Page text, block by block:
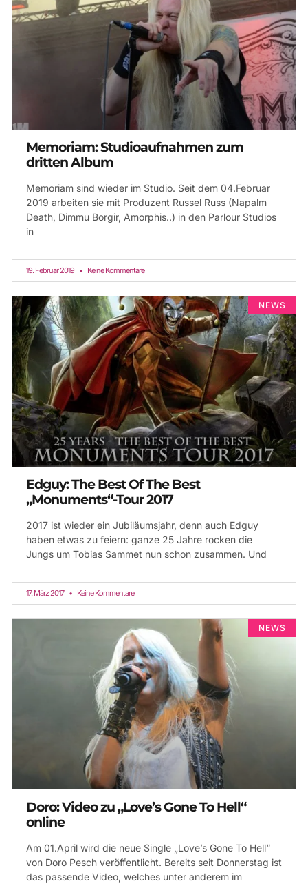
Memoriam: Studioaufnahmen zum
dritten Album
Memoriam sind wieder im Studio. Seit dem 04.Februar
2019 arbeiten sie mit Produzent Russel Russ (Napalm
Death, Dimmu Borgir, Amorphis..) in den Parlour Studios
in
19. Februar 2019 Keine Kommentare
NEWS
Edguy: The Best Of The Best
„Monuments“-Tour 2017
2017 ist wieder ein Jubiläumsjahr, denn auch Edguy
haben etwas zu feiern: ganze 25 Jahre rocken die
Jungs um Tobias Sammet nun schon zusammen. Und
17. März 2017 Keine Kommentare
NEWS
Doro: Video zu „Love’s Gone To Hell“
online
Am 01.April wird die neue Single „Love’s Gone To Hell“
von Doro Pesch veröffentlicht. Bereits seit Donnerstag ist
das passende Video, welches unter anderem im